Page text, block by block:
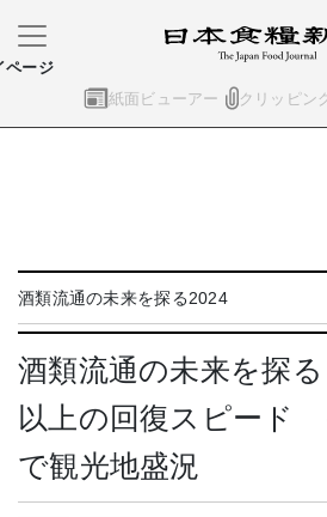
紙面ビューアー クリッピン
ページ
酒類流通の未来を探る2024
酒類流通の未来を探
以上の回復スピード
で観光地盛況